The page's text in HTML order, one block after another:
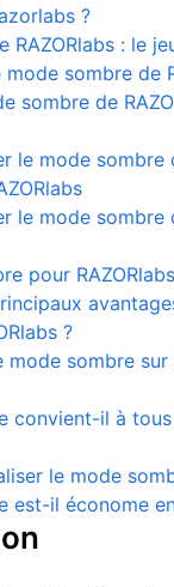
?
RAZORlabs : le
mode sombre de
sombre de
le mode sombre
le mode sombre
pour RAZORlabs
?
mode sombre
convient-il à
le mode
est-il économe